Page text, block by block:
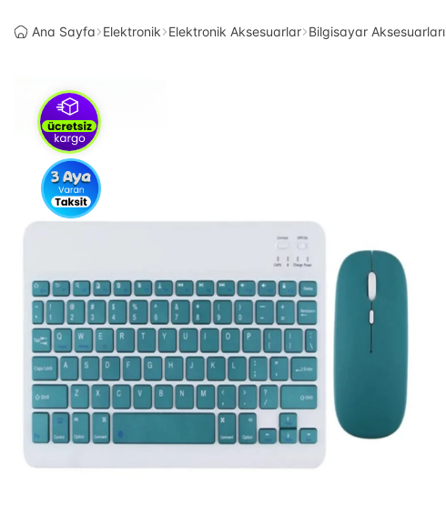
Ana Sayfa Elektronik Elektronik Aksesuarlar Bilgisayar Aksesuarları